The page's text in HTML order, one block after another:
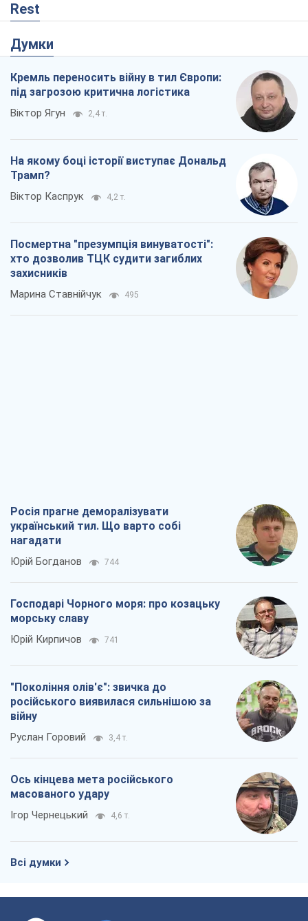
Rest
Думки
Кремль переносить війну в тил Європи:
під загрозою критична логістика
Віктор Ягун 2,4 т.
На якому боці історії виступає Дональд
Трамп?
Віктор Каспрук 4,2 т.
Посмертна "презумпція винуватості":
хто дозволив ТЦК судити загиблих
захисників
Марина Ставнійчук 495
Росія прагне деморалізувати
український тил. Що варто собі
нагадати
Юрій Богданов 744
Господарі Чорного моря: про козацьку
морську славу
Юрій Кирпичов 741
"Покоління олів'є": звичка до
російського виявилася сильнішою за
війну
Руслан Горовий 3,4 т.
Ось кінцева мета російського
масованого удару
Ігор Чернецький 4,6 т.
Всі думки